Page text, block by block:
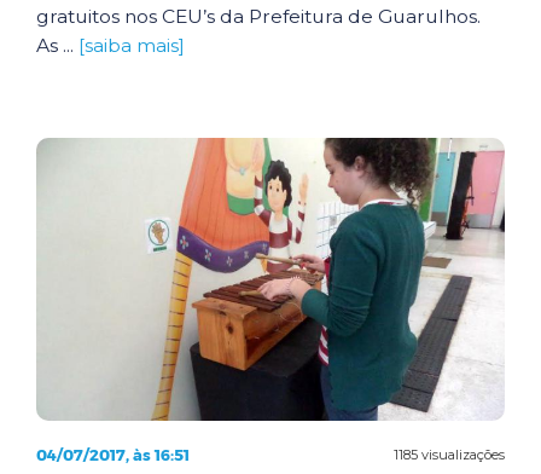
gratuitos nos CEU’s da Prefeitura de Guarulhos.
As ... [saiba mais]
1185 visualizações
04/07/2017, às 16:51